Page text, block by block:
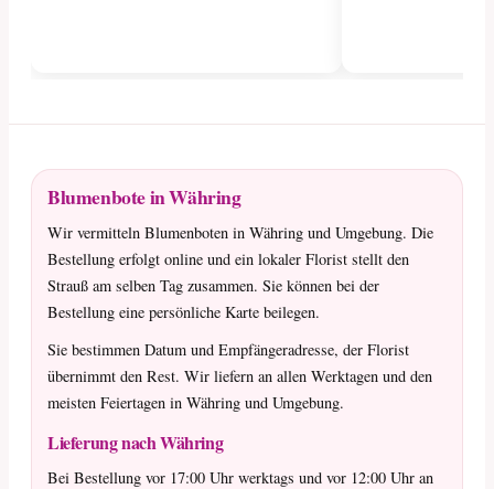
Blumenbote in Währing
Wir vermitteln Blumenboten in Währing und Umgebung. Die
Bestellung erfolgt online und ein lokaler Florist stellt den
Strauß am selben Tag zusammen. Sie können bei der
Bestellung eine persönliche Karte beilegen.
Sie bestimmen Datum und Empfängeradresse, der Florist
übernimmt den Rest. Wir liefern an allen Werktagen und den
meisten Feiertagen in Währing und Umgebung.
Lieferung nach Währing
Bei Bestellung vor 17:00 Uhr werktags und vor 12:00 Uhr an